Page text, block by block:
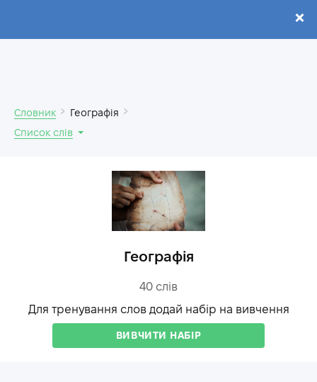
Словник
Географія
Список слів
Географія
40 слів
Для тренування слов додай набір на вивчення
ВИВЧИТИ НАБІР